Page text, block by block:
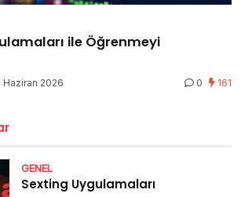
ile Öğrenmeyi
Haziran 2026 0 161
GENEL
Sexting Uygulamaları